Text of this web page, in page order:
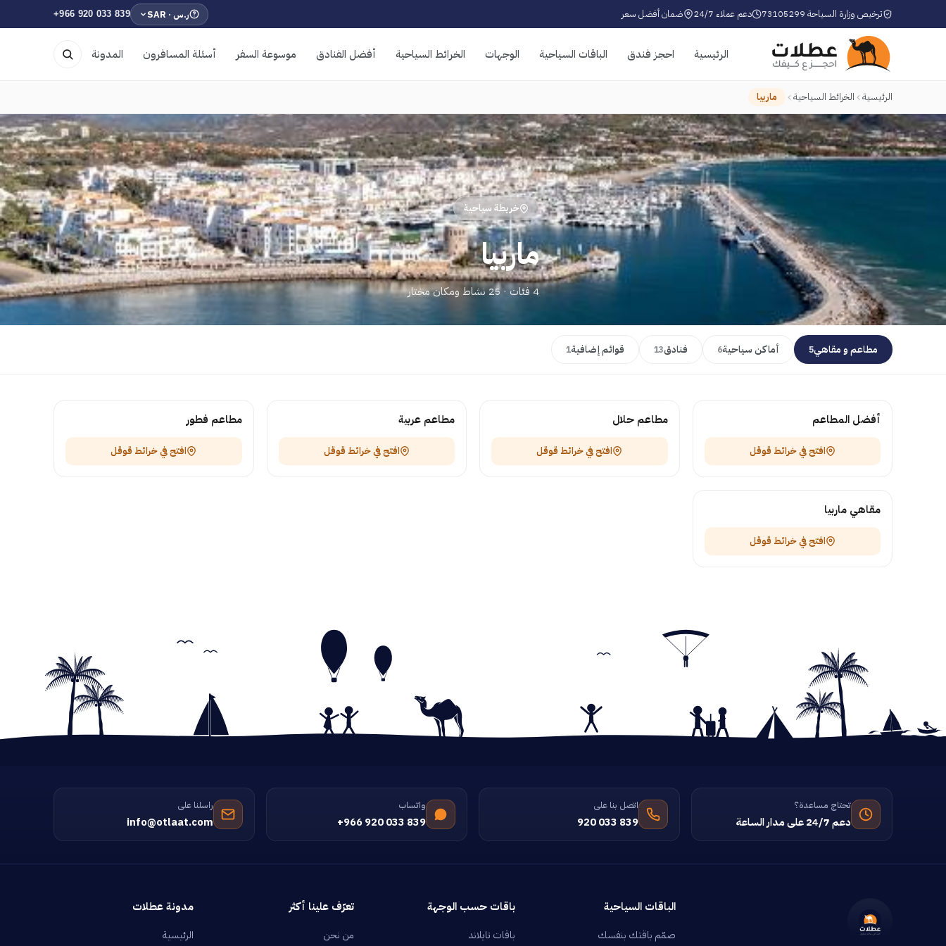
ترخيص وزارة السياحة 73105299 دعم عملاء 24/7 ضمان أفضل سعر ر.س · SAR +966 920 033 839
الرئيسية احجز فندق الباقات السياحية الوجهات الخرائط السياحية أفضل الفنادق موسوعة السفر أسئلة المسافرون المدونة
الرئيسية الخرائط السياحية ماربيا
خريطة سياحية
ماربيا
4 فئات · 25 نشاط ومكان مختار
مطاعم و مقاهي5 أماكن سياحية6 فنادق13 قوائم إضافية1
أفضل المطاعم
افتح في خرائط قوقل
مطاعم حلال
افتح في خرائط قوقل
مطاعم عربية
افتح في خرائط قوقل
مطاعم فطور
افتح في خرائط قوقل
مقاهي ماربيا
افتح في خرائط قوقل
تحتاج مساعدة؟
دعم 24/7 على مدار الساعة
اتصل بنا على
920 033 839
واتساب
+966 920 033 839
راسلنا على
info@otlaat.com
الباقات السياحية
صمّم باقتك بنفسك
باقات حسب الوجهة
باقات تايلاند
تعرّف علينا أكثر
من نحن
مدونة عطلات
الرئيسية